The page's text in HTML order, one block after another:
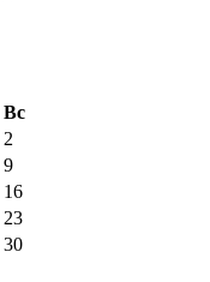
Вс
2
9
16
23
30